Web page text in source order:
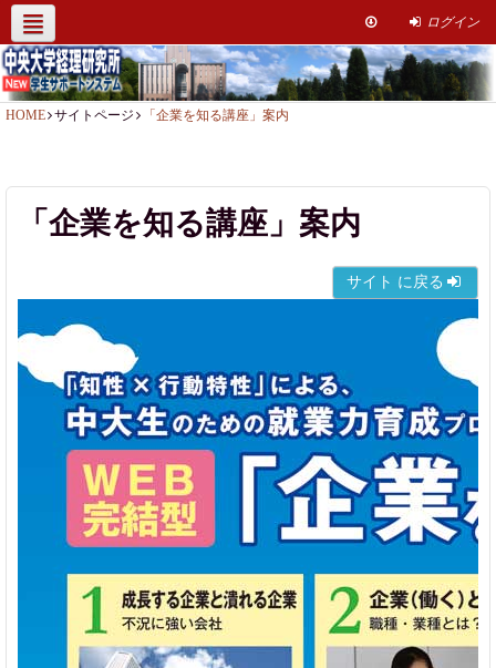
ログイン
経理研究所HP 社会人簿記講座 サポート情報
お問い合わせ
HOME サイトページ 「企業を知る講座」案内
「企業を知る講座」案内
サイト に戻る